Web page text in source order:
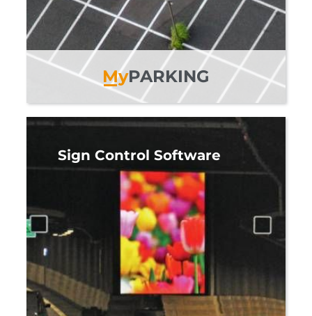
MyPARKING
Sign Control Software